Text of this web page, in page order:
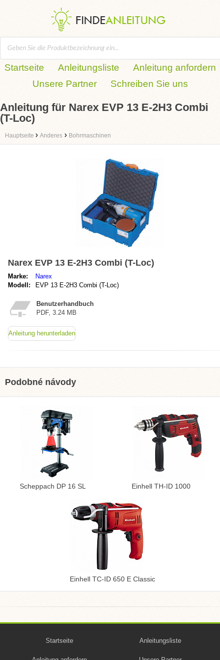
Startseite Anleitungsliste
Anleitung anfordern
Unsere Partner
Schreiben Sie uns
Anleitung für Narex EVP 13 E-2H3 Combi
(T-Loc)
Hauptseite › Anderes › Bohrmaschinen
Narex EVP 13 E-2H3 Combi (T-Loc)
Marke:
Narex
Modell:
EVP 13 E-2H3 Combi (T-Loc)
Benutzerhandbuch
PDF, 3.24 MB
Anleitung herunterladen
Podobné návody
Scheppach DP 16 SL Einhell TH-ID 1000
Einhell TC-ID 650 E Classic
Startseite Anleitungsliste